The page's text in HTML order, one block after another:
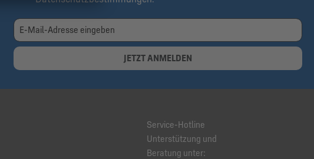
JETZT ANMELDEN
Service-Hotline
Unterstützung und
Beratung unter: